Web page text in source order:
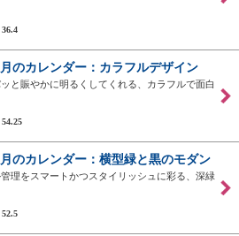
36.4
のカレンダー：カラフルデザイン
と賑やかに明るくしてくれる、カラフルで面白
54.25
のカレンダー：横型緑と黒のモダン
理をスマートかつスタイリッシュに彩る、深緑
52.5